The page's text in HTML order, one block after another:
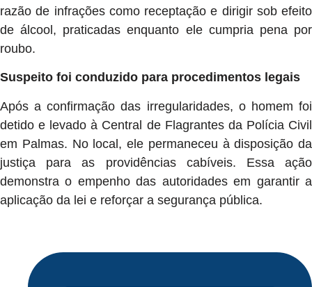
razão de infrações como receptação e dirigir sob efeito
de álcool, praticadas enquanto ele cumpria pena por
roubo.
Suspeito foi conduzido para procedimentos legais
Após a confirmação das irregularidades, o homem foi
detido e levado à Central de Flagrantes da Polícia Civil
em Palmas. No local, ele permaneceu à disposição da
justiça para as providências cabíveis. Essa ação
demonstra o empenho das autoridades em garantir a
aplicação da lei e reforçar a segurança pública.